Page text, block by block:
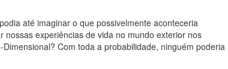
até imaginar o que possivelmente aconteceria
experiências de vida no mundo exterior nos
Com toda a probabilidade, ninguém poderia